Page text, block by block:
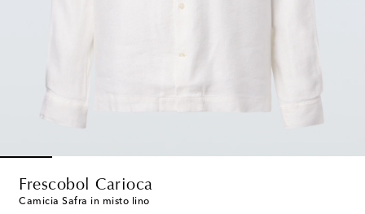
Frescobol Carioca
Camicia Safra in misto lino